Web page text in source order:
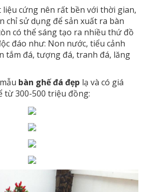
liệu cứng nên rất bền với thời gian,
chỉ sử dụng để sản xuất ra bàn
có thể sáng tạo ra nhiều thứ đồ
đáo như: Non nước, tiểu cảnh
tắm đá, tượng đá, tranh đá, lăng
bàn ghế đá đẹp lạ và có giá
từ 300-500 triệu đồng: